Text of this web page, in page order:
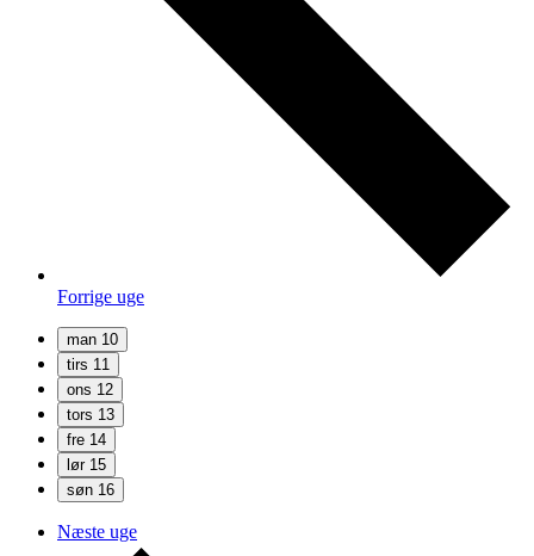
Forrige uge
man 10
tirs 11
ons 12
tors 13
fre 14
lør 15
søn 16
Næste uge